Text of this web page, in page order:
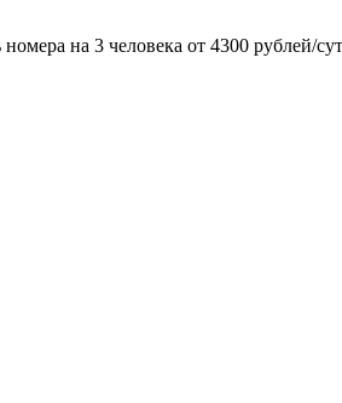
на 3 человека от 4300 рублей/